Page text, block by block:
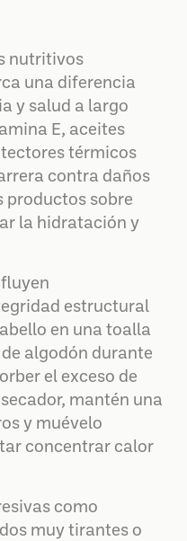
nutritivos
una diferencia
y salud a largo
E, aceites
térmicos
contra daños
productos sobre
la hidratación y
estructural
en una toalla
algodón durante
el exceso de
mantén una
y muévelo
concentrar calor
como
muy tirantes o